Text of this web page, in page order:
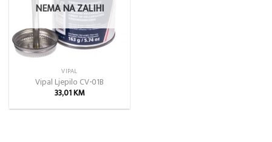
NEMA NA ZALIHI
VIPAL
Vipal Ljepilo CV-01B
33,01KM